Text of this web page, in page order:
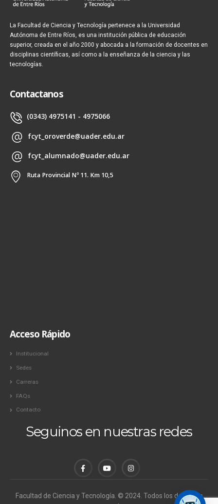
La Facultad de Ciencia y Tecnología pertenece a la Universidad
Autónoma de Entre Ríos, es una institución pública de educación
superior, creada en el año 2000 y abocada a la formación de docentes en
disciplinas científicas, así como a la enseñanza de la ciencia y las
tecnologías.
Contactanos
(0343) 4975141 - 4975066
fcyt_oroverde@uader.edu.ar
fcyt_alumnado@uader.edu.ar
Ruta Provincial Nº 11. Km 10,5
Acceso Rápido
Institucional
Sedes
Carreras
FAQs
Contacto
Seguinos en nuestras redes
Facultad de Ciencia y Tecnología. © 2024. Todos los derechos